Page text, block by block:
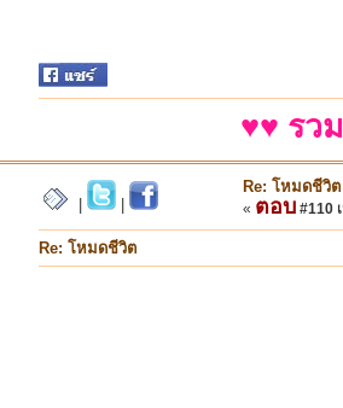
♥♥ รว
Re: โหมดชีวิต
« ตอบ #110
Re: โหมดชีวิต